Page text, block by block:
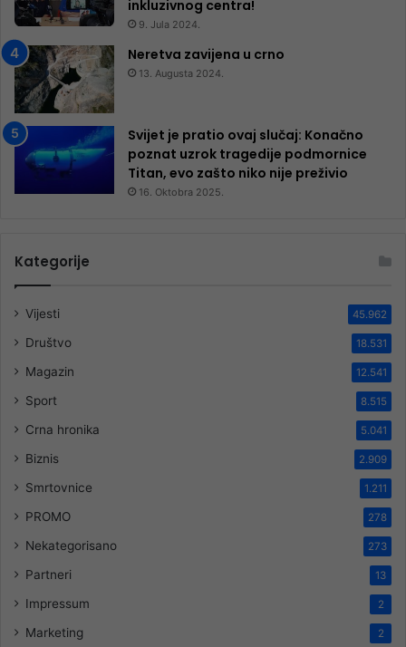
inkluzivnog centra!
9. Jula 2024.
Neretva zavijena u crno
13. Augusta 2024.
Svijet je pratio ovaj slučaj: Konačno
poznat uzrok tragedije podmornice
Titan, evo zašto niko nije preživio
16. Oktobra 2025.
Kategorije
Vijesti 45.962
Društvo 18.531
Magazin 12.541
Sport 8.515
Crna hronika 5.041
Biznis 2.909
Smrtovnice 1.211
PROMO 278
Nekategorisano 273
Partneri 13
Impressum 2
Marketing 2